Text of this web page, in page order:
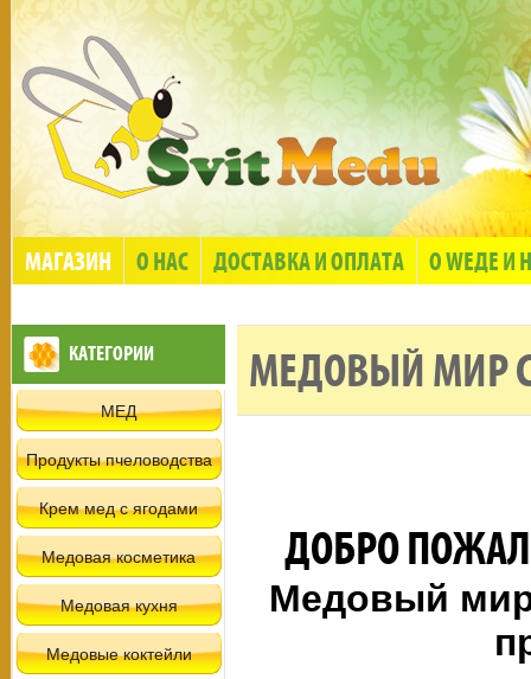
МАГАЗИН О НАС ДОСТАВКА И ОПЛАТА О WЕДЕ И
КАТЕГОРИИ
МЕД
Продукты пчеловодства
Крем мед с ягодами
Медовая косметика
Медовая кухня
Медовые коктейли
МЕДОВЫЙ МИР
ДОБРО
Медовый мир